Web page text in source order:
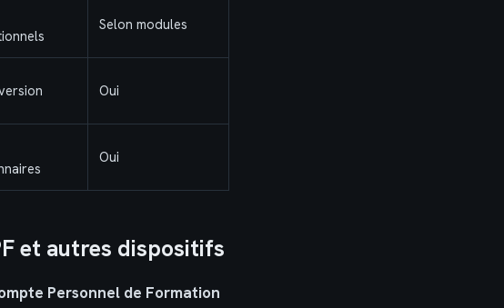
Selon modules
Oui
Oui
et autres dispositifs
Personnel de Formation